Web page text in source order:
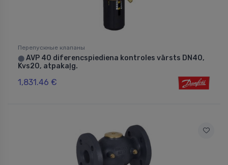
Перепускные клапаны
⬤ AVP 40 diferencspiediena kontroles vārsts DN40,
Kvs20, atpakaļg.
1,831.46 €